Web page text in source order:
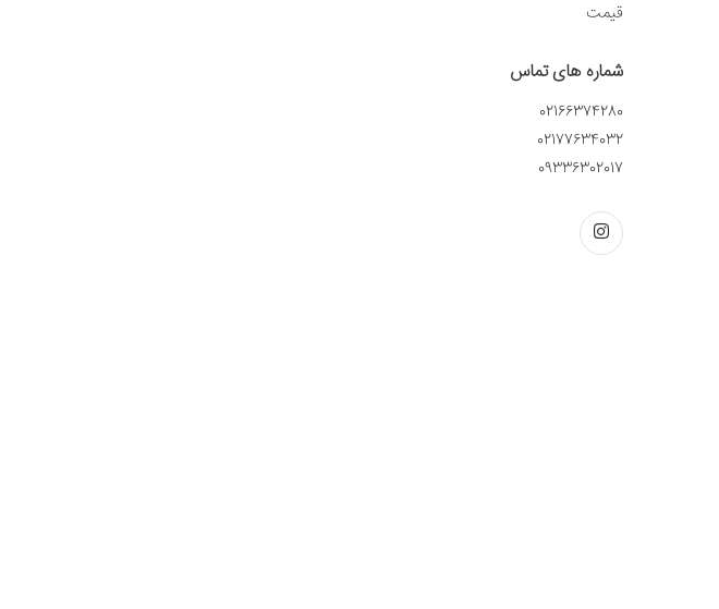
قیمت
شماره های تماس
02166374280
02177634032
09336302017